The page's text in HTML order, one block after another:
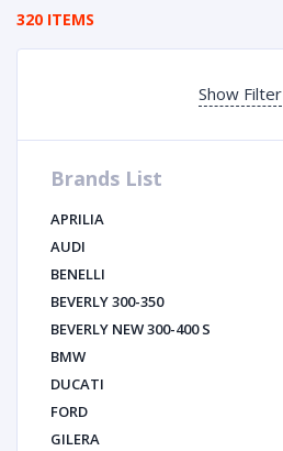
320 ITEMS
Show Filter
Brands List
APRILIA
AUDI
BENELLI
BEVERLY 300-350
BEVERLY NEW 300-400 S
BMW
DUCATI
FORD
GILERA